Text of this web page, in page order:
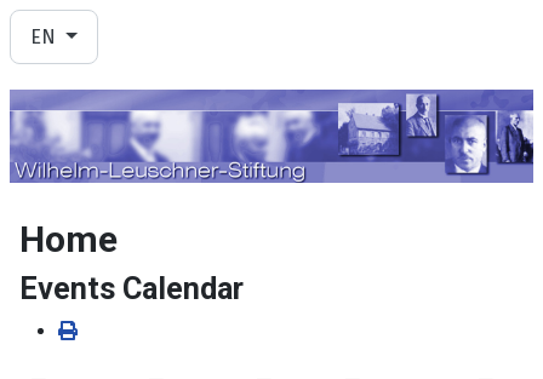
Select your language
EN
Home
Events Calendar